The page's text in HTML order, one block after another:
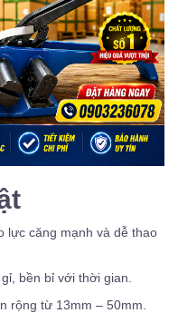
lực căng mạnh và dễ thao
bền bỉ với thời gian.
rộng từ 13mm – 50mm.